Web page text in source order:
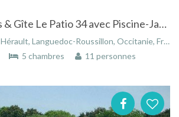
Chambre d'hôtes & Gîte Le Patio 34 avec Piscine-Jacuzzi-Spa-Sauna à Lavérune (4km de Montpellier)
Languedoc-Roussillon, Occitanie, France
5 chambres 11 personnes